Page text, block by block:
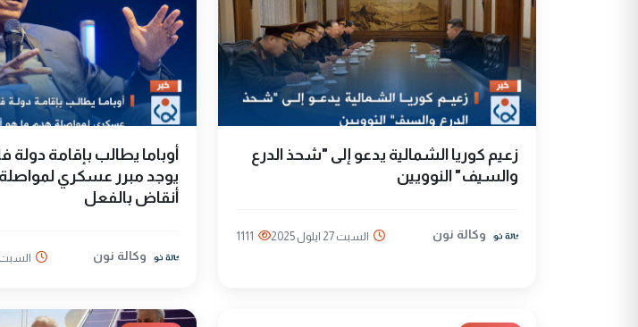
زعيم كوريا الشمالية يدعو إلى "شحذ الدرع
والسيف" النوويين
وكالة نون السبت 27 ايلول 2025 1111
أوباما يطالب بإقامة دولة
يوجد مبرر عسكري
أنقاض بالفعل
وكالة نون السبت 27 ايلول 2025